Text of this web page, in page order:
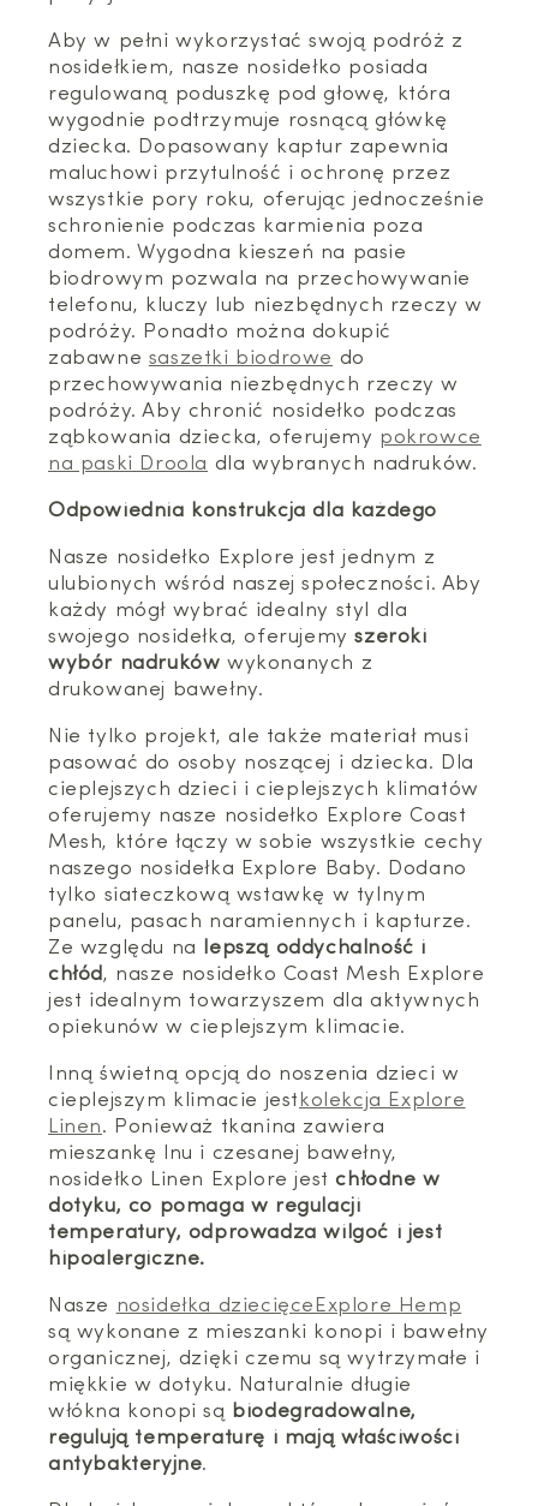
Aby w pełni wykorzystać swoją podróż z
nosidełkiem, nasze nosidełko posiada
regulowaną poduszkę pod głowę, która
wygodnie podtrzymuje rosnącą główkę
dziecka. Dopasowany kaptur zapewnia
maluchowi przytulność i ochronę przez
wszystkie pory roku, oferując jednocześnie
schronienie podczas karmienia poza
domem. Wygodna kieszeń na pasie
biodrowym pozwala na przechowywanie
telefonu, kluczy lub niezbędnych rzeczy w
podróży. Ponadto można dokupić
zabawne saszetki biodrowe do
przechowywania niezbędnych rzeczy w
podróży. Aby chronić nosidełko podczas
ząbkowania dziecka, oferujemy pokrowce
na paski Droola dla wybranych nadruków.
Odpowiednia konstrukcja dla każdego
Nasze nosidełko Explore jest jednym z
ulubionych wśród naszej społeczności. Aby
każdy mógł wybrać idealny styl dla
swojego nosidełka, oferujemyszeroki
wybór nadruków wykonanych z
drukowanej bawełny.
Nie tylko projekt, ale także materiał musi
pasować do osoby noszącej i dziecka. Dla
cieplejszych dzieci i cieplejszych klimatów
oferujemy nasze nosidełko Explore Coast
Mesh, które łączy w sobie wszystkie cechy
naszego nosidełka Explore Baby. Dodano
tylko siateczkową wstawkę w tylnym
panelu, pasach naramiennych i kapturze.
Ze względu na lepszą oddychalność i
chłód, nasze nosidełko Coast Mesh Explore
jest idealnym towarzyszem dla aktywnych
opiekunów w cieplejszym klimacie.
Inną świetną opcją do noszenia dzieci w
cieplejszym klimacie jestkolekcja Explore
Linen. Ponieważ tkanina zawiera
mieszankę lnu i czesanej bawełny,
nosidełko Linen Explore jestchłodne w
dotyku, co pomaga w regulacji
temperatury, odprowadza wilgoć i jest
hipoalergiczne.
Nasze nosidełka dziecięceExplore Hemp
są wykonane z mieszanki konopi i bawełny
organicznej, dzięki czemu są wytrzymałe i
miękkie w dotyku. Naturalnie długie
włókna konopi są biodegradowalne,
regulują temperaturę i mają właściwości
antybakteryjne.